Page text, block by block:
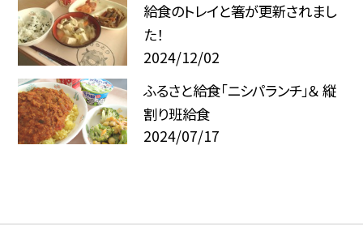
給食のトレイと箸が更新されまし
た！
2024/12/02
ふるさと給食「ニシパランチ」＆ 縦
割り班給食
2024/07/17